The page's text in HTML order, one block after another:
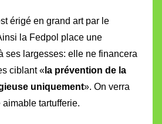
érigé en grand art par le
la Fedpol place une
ses largesses: elle ne financera
ciblant « la prévention de la
uniquement». On verra
aimable tartufferie.